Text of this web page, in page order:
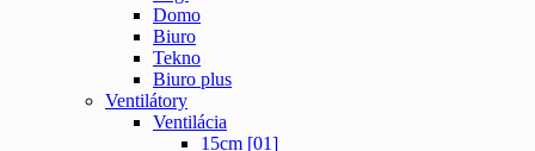
Domo
Biuro
Tekno
Biuro plus
Ventilátory
Ventilácia
15cm [01]